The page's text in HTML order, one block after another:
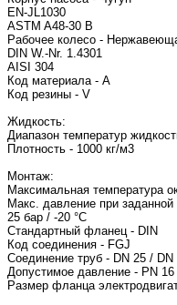
EN-JL1030
ASTM A48-30 B
Рабочее колесо -
DIN W.-Nr. 1.4301
AISI 304
Код материала - A
Код резины - V
Жидкость:
Диапазон температур
Плотность - 1000 кг/м3
Монтаж:
Максимальная температура
Макс. давление при
25 бар / -20 °C
Стандартный фланец - DIN
Код соединения - FGJ
Соединение труб - DN 25 / DN
Допустимое давление - PN
Размер фланца